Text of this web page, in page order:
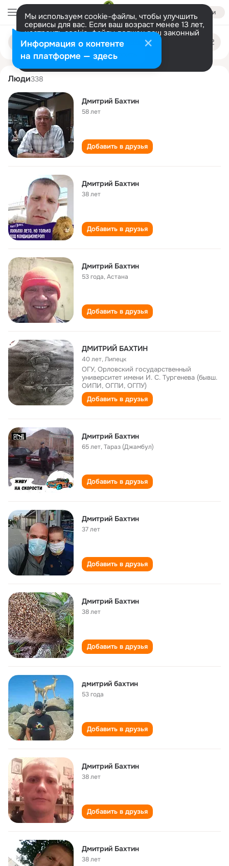
Войти
Мы используем cookie-файлы, чтобы улучшить
сервисы для вас. Если ваш возраст менее 13 лет,
настроить cookie-файлы должен ваш законный
представитель. Больше информации
Разрешить все Настроить
Поиск
людям
dmitriy bakhtin
Люди338
Дмитрий Бахтин
58 лет
Добавить в друзья
Дмитрий Бахтин
38 лет
Добавить в друзья
Дмитрий Бахтин
53 года,Астана
Добавить в друзья
ДМИТРИЙ БАХТИН
40 лет,Липецк
ОГУ, Орловский государственный
университет имени И. С. Тургенева (бывш.
ОИПИ, ОГПИ, ОГПУ)
Добавить в друзья
Дмитрий Бахтин
65 лет,Тараз (Джамбул)
Добавить в друзья
Дмитрий Бахтин
37 лет
Добавить в друзья
Дмитрий Бахтин
38 лет
Добавить в друзья
дмитрий бахтин
53 года
Добавить в друзья
Дмитрий Бахтин
38 лет
Добавить в друзья
Дмитрий Бахтин
38 лет
Информация о контенте
на платформе — здесь